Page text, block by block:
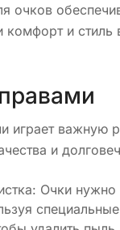
очков
комфорт и стиль
играет важную
и
Очки нужно